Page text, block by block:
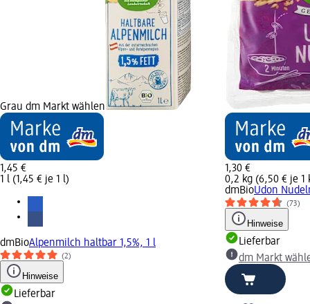
Grau dm Markt wählen
1,45 €
1 l (1,45 € je 1 l)
dmBioAlpenmilch haltbar 1,5%, 1 l
(2)
Hinweise
Lieferbar
1,30 €
0,2 kg (6,50 € je 1
dmBioUdon
(73)
Hinweise
Lieferbar
dm Markt